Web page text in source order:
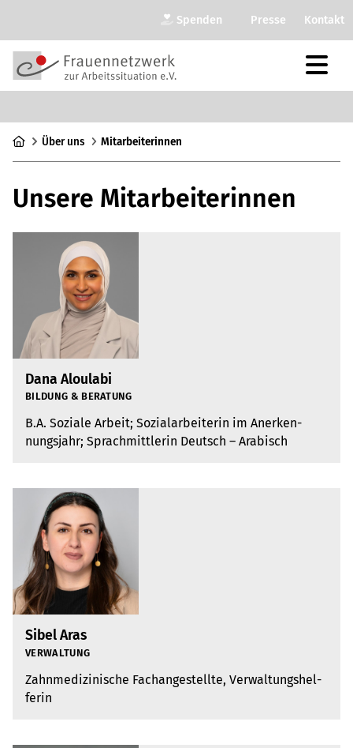
Spenden Presse Kontakt
Über uns Mit­ar­bei­te­rin­nen
Unsere Mit­ar­bei­te­rin­nen
Dana Aloulabi
BIL­DUNG & BERA­TUNG
B.A. Soziale Arbeit; Sozi­al­ar­bei­te­rin im Aner­ken­
nungs­jahr; Sprach­mitt­le­rin Deutsch – Ara­bisch
Sibel Aras
VER­WAL­TUNG
Zahn­me­di­zi­ni­sche Fach­an­ge­stellte, Ver­wal­tungs­hel­
fe­rin